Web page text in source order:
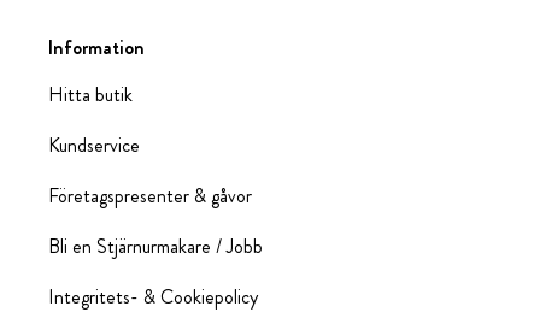
Information
Hitta butik
Kundservice
Företagspresenter & gåvor
Bli en Stjärnurmakare / Jobb
Integritets- & Cookiepolicy